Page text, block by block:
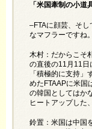
「米国牽制の小道
–FTAに顔芸、そ
なマフラーですね。
木村：だからこそ
の直後の11月11日
「積極的に支持」
めたFTAAPに米国
の韓国としてはか
ヒートアップした
鈴置：米国は中国